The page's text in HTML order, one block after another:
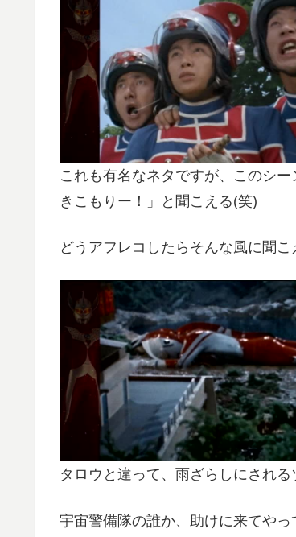
これも有名なネタですが、このシ
きこもりー！」と聞こえる(笑)
どうアフレコしたらそんな風に聞こ
タロウと違って、雨ざらしにされる
宇宙警備隊の誰か、助けに来てや